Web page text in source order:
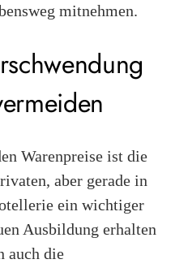
mitnehmen.
Warenpreise ist die
aber gerade in
ein wichtiger
Ausbildung erhalten
auch die